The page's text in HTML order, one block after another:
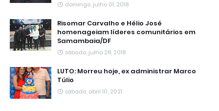
domingo, julho 01, 2018
Risomar Carvalho e Hélio José
homenageiam líderes comunitários em
Samambaia/DF
sábado, julho 28, 2018
LUTO: Morreu hoje, ex administrar Marco
Túlio
sábado, abril 10, 2021